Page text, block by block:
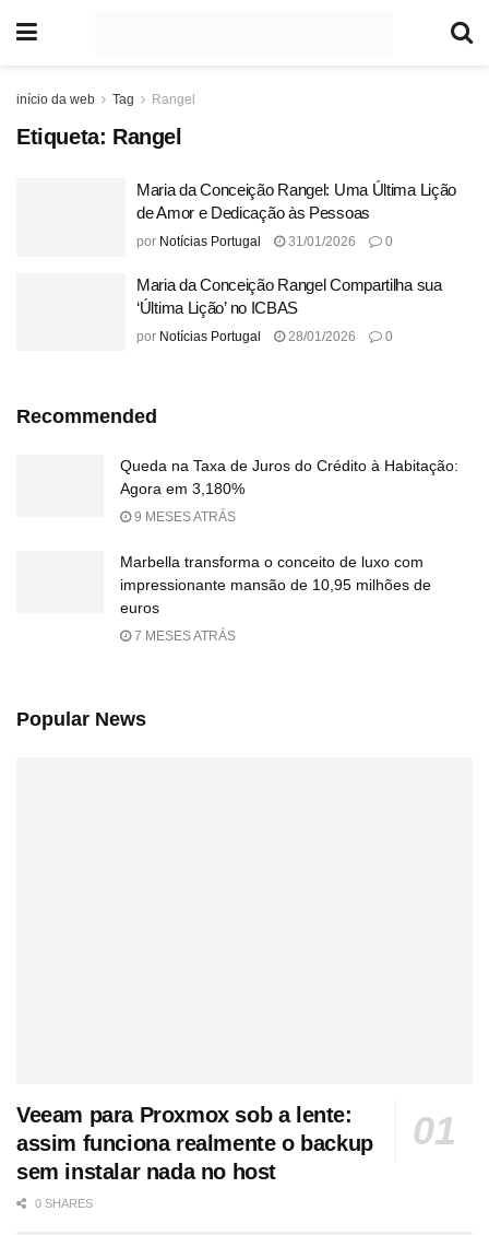
início da web Tag Rangel
Etiqueta: Rangel
Maria da Conceição Rangel: Uma Última Lição
de Amor e Dedicação às Pessoas
por Notícias Portugal 31/01/2026 0
Maria da Conceição Rangel Compartilha sua
‘Última Lição’ no ICBAS
por Notícias Portugal 28/01/2026 0
Recommended
Queda na Taxa de Juros do Crédito à Habitação:
Agora em 3,180%
9 MESES ATRÁS
Marbella transforma o conceito de luxo com
impressionante mansão de 10,95 milhões de
euros
7 MESES ATRÁS
Popular News
Veeam para Proxmox sob a lente:
assim funciona realmente o backup
sem instalar nada no host
0 SHARES